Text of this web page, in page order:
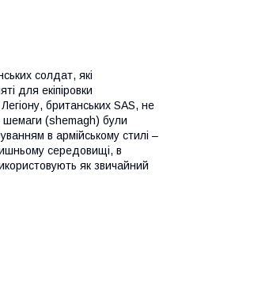
солдат, які
для екіпіровки
британських SAS, не
шемаги (shemagh) були
в армійському стилі –
середовищі, в
як звичайний